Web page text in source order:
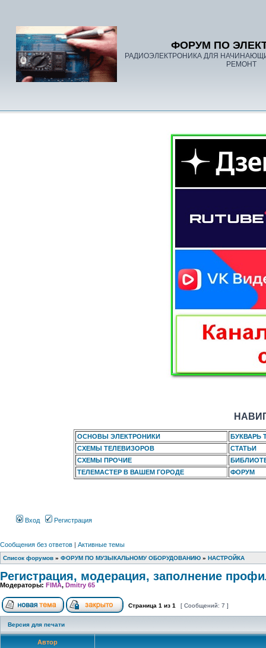
ФОРУМ ПО
РАДИОЭЛЕКТРОНИКА ДЛЯ
РЕМОНТ
ОСНОВЫ ЭЛЕКТРОНИКИ
БУКВАРЬ
СХЕМЫ ТЕЛЕВИЗОРОВ
СТАТЬИ
СХЕМЫ ПРОЧИЕ
ТЕЛЕМАСТЕР В ВАШЕМ ГОРОДЕ
ФОРУМ
Вход Регистрация
Сообщения без ответов | Активные темы
Список форумов » ФОРУМ ПО МУЗЫКАЛЬНОМУ ОБОРУДОВАНИЮ » НАСТРОЙКА
Регистрация, модерация, заполнение
Модераторы: FIMA, Dmitry 65
Страница 1 из 1 [ Сообщений: 7 ]
Версия для печати
Автор